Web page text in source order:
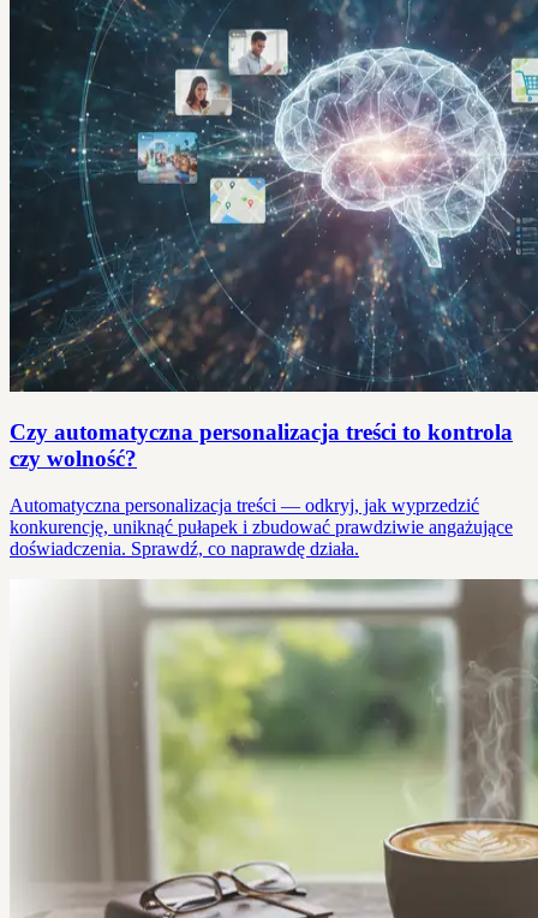
Czy automatyczna personalizacja treści to kontrola
czy wolność?
Automatyczna personalizacja treści — odkryj, jak wyprzedzić
konkurencję, uniknąć pułapek i zbudować prawdziwie angażujące
doświadczenia. Sprawdź, co naprawdę działa.